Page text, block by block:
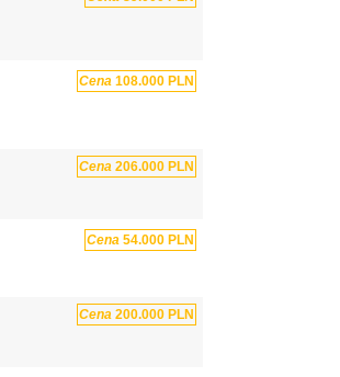
Cena 108.000 PLN
Cena 206.000 PLN
Cena 54.000 PLN
Cena 200.000 PLN